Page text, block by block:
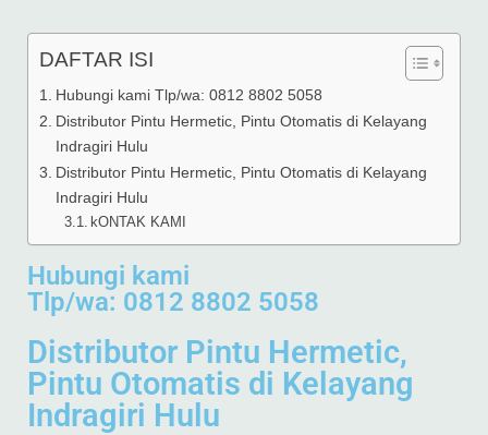
DAFTAR ISI
Hubungi kami Tlp/wa: 0812 8802 5058
Distributor Pintu Hermetic, Pintu Otomatis di Kelayang
Indragiri Hulu
Distributor Pintu Hermetic, Pintu Otomatis di Kelayang
Indragiri Hulu
kONTAK KAMI
Hubungi kami
Tlp/wa: 0812 8802 5058
Distributor Pintu Hermetic,
Pintu Otomatis di Kelayang
Indragiri Hulu